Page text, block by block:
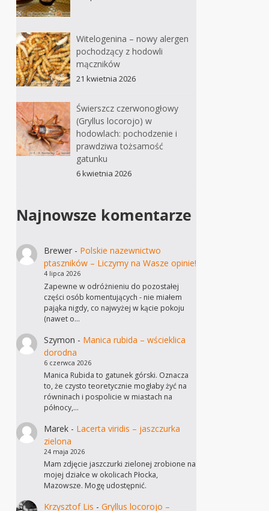
Witelogenina – nowy alergen
pochodzący z hodowli
mączników
21 kwietnia 2026
Świerszcz czerwonogłowy
(Gryllus locorojo) w
hodowlach: pochodzenie i
prawdziwa tożsamość
gatunku
6 kwietnia 2026
Najnowsze komentarze
Brewer- Polskie nazewnictwo
ptaszników – Liczymy na Wasze opinie!
4 lipca 2026
Zapewne w odróżnieniu do pozostałej
części osób komentujących - nie miałem
pająka nigdy, co najwyżej w kącie pokoju
(nawet o…
Szymon - Manica rubida – wścieklica
dorodna
6 czerwca 2026
Manica Rubida to gatunek górski. Oznacza
to, że czysto teoretycznie mogłaby żyć na
równinach i pospolicie w miastach na
północy,…
Marek- Lacerta viridis – jaszczurka
zielona
24 maja 2026
Mam zdjęcie jaszczurki zielonej zrobione na
mojej działce w okolicach Płocka,
Mazowsze. Mogę udostępnić.
Krzysztof Lis - Gryllus locorojo –